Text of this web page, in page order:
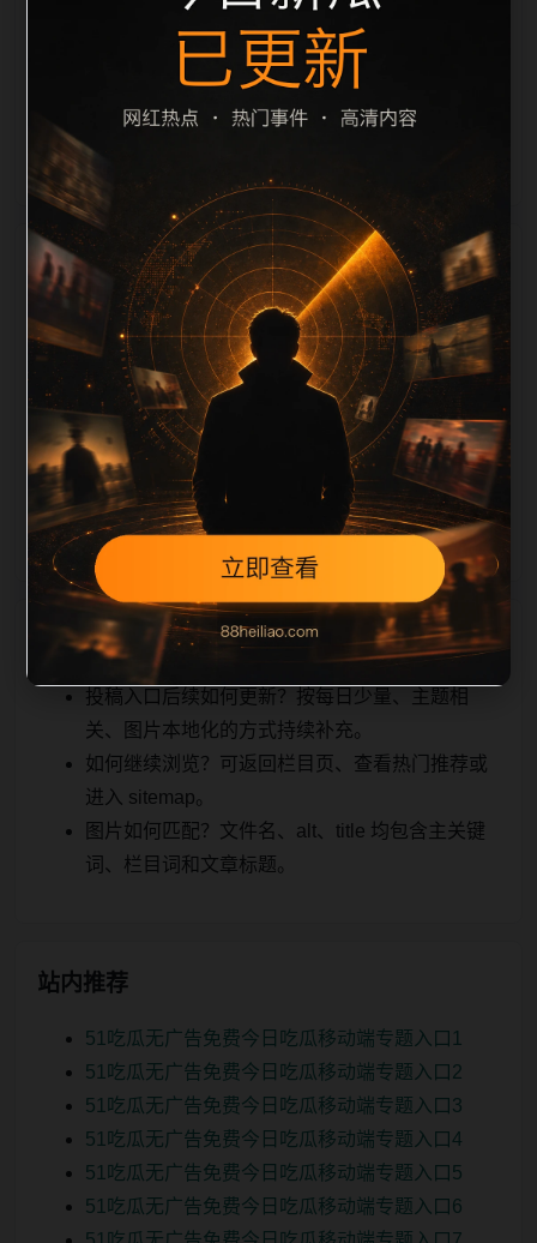
堆砌，也避免多个站点同步发布完全相同的标题。图片
说明、文件名、alt 和 title 均围绕主关键词、栏目词和
文章标题生成，便于搜索引擎理解页面主题。后续采集
时将继续执行远程图片本地化、坏图默认图兜底、标题
重复过滤和 descrip
栏目内容归集
tion 长度检查。栏目内容按每日少量新增的方式持续扩
展，每篇保留相关问题、站内推荐和清晰的层级路径，
减少用户反复返回搜索页。第42篇作为本栏目的初始建
设内容，主要用于补齐栏目深度、稳定内链结构，并为
后续专题聚合提供可点击入口。如果后续发现页面缺
图、标题过短、描述为空或正文不足，将进入每日
SEO 检查清单自动修正。
相关问题
投稿入口后续如何更新？按每日少量、主题相
关、图片本地化的方式持续补充。
如何继续浏览？可返回栏目页、查看热门推荐或
进入 sitemap。
图片如何匹配？文件名、alt、title 均包含主关键
词、栏目词和文章标题。
站内推荐
51吃瓜无广告免费今日吃瓜移动端专题入口1
51吃瓜无广告免费今日吃瓜移动端专题入口2
51吃瓜无广告免费今日吃瓜移动端专题入口3
51吃瓜无广告免费今日吃瓜移动端专题入口4
51吃瓜无广告免费今日吃瓜移动端专题入口5
51吃瓜无广告免费今日吃瓜移动端专题入口6